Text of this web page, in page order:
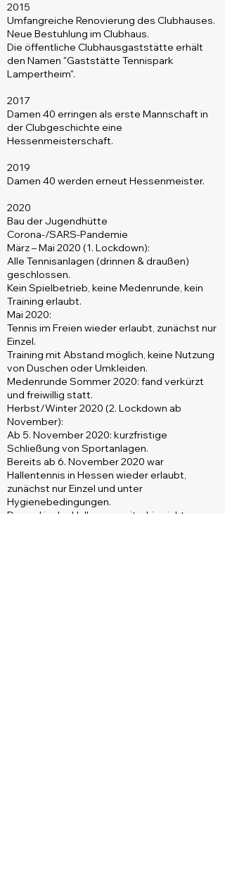
2015
Umfangreiche Renovierung des Clubhauses.
Neue Bestuhlung im Clubhaus.
Die öffentliche Clubhausgaststätte erhält
den Namen "Gaststätte Tennispark
Lampertheim".
2017
Damen 40 erringen als erste Mannschaft in
der Clubgeschichte eine
Hessenmeisterschaft.
2019
Damen 40 werden erneut Hessenmeister.
2020
Bau der Jugendhütte
Corona-/SARS-Pandemie
März – Mai 2020 (1. Lockdown):
Alle Tennisanlagen (drinnen & draußen)
geschlossen.
Kein Spielbetrieb, keine Medenrunde, kein
Training erlaubt.
Mai 2020:
Tennis im Freien wieder erlaubt, zunächst nur
Einzel.
Training mit Abstand möglich, keine Nutzung
von Duschen oder Umkleiden.
Medenrunde Sommer 2020: fand verkürzt
und freiwillig statt.
Herbst/Winter 2020 (2. Lockdown ab
November):
Ab 5. November 2020: kurzfristige
Schließung von Sportanlagen.
Bereits ab 6. November 2020 war
Hallentennis in Hessen wieder erlaubt,
zunächst nur Einzel und unter
Hygienebedingungen.
Doppel in der Halle war weiterhin nicht